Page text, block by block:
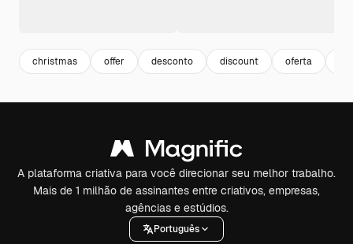
christmas offer desconto discount oferta
A plataforma criativa para você direcionar seu melhor trabalho.
Mais de 1 milhão de assinantes entre criativos, empresas,
agências e estúdios.
Português